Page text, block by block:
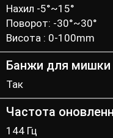
Нахил -5°~15°
Поворот: -30°~30°
Висота : 0-100mm
Банжи для мишки
Так
Частота
144 Гц